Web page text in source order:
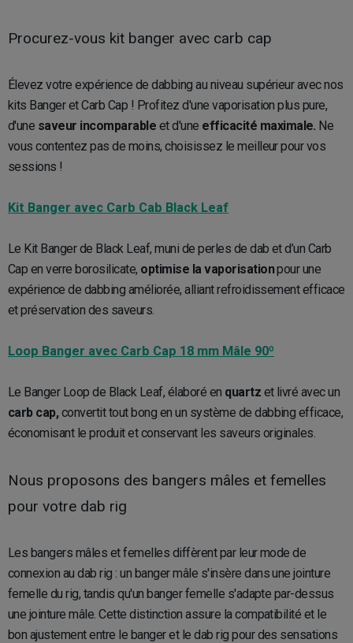
Procurez-vous kit banger avec carb cap
Élevez votre expérience de dabbing au niveau supérieur avec nos
kits Banger et Carb Cap ! Profitez d'une vaporisation plus pure,
d'une saveur incomparable et d'une efficacité maximale. Ne
vous contentez pas de moins, choisissez le meilleur pour vos
sessions !
Kit Banger avec Carb Cab Black Leaf
Le Kit Banger de Black Leaf, muni de perles de dab et d’un Carb
Cap en verre borosilicate, optimise la vaporisationpour une
expérience de dabbing améliorée, alliant refroidissement efficace
et préservation des saveurs.
Loop Banger avec Carb Cap 18 mm Mâle 90º
Le Banger Loop de Black Leaf, élaboré en quartz et livré avec un
carb cap,convertit tout bong en un système de dabbing efficace,
économisant le produit et conservant les saveurs originales.
Nous proposons des bangers mâles et femelles
pour votre dab rig
Les bangers mâles et femelles diffèrent par leur mode de
connexion au dab rig : un banger mâle s'insère dans une jointure
femelle du rig, tandis qu'un banger femelle s'adapte par-dessus
une jointure mâle. Cette distinction assure la compatibilité et le
bon ajustement entre le banger et le dab rig pour des sensations